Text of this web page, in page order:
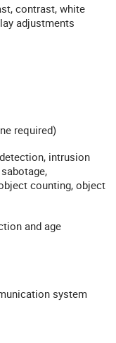
contrast, white
adjustments
required)
intrusion
counting, object
and age
system